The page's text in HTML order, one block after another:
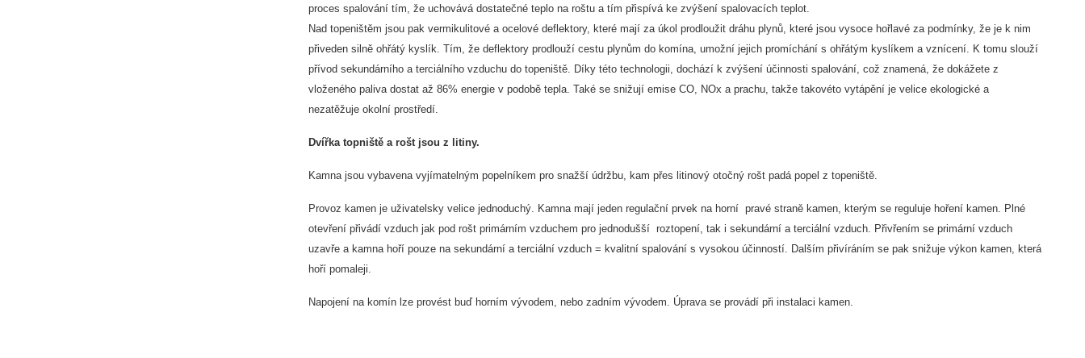
proces spalování tím, že uchovává dostatečné teplo na roštu a tím přispívá ke zvýšení spalovacích teplot.
Nad topeništěm jsou pak vermikulitové a ocelové deflektory, které mají za úkol prodloužit dráhu plynů, které jsou vysoce hořlavé za podmínky, že je k nim
přiveden silně ohřátý kyslík. Tím, že deflektory prodlouží cestu plynům do komína, umožní jejich promíchání s ohřátým kyslíkem a vznícení. K tomu slouží
přívod sekundárního a terciálního vzduchu do topeniště. Díky této technologii, dochází k zvýšení účinnosti spalování, což znamená, že dokážete z
vloženého paliva dostat až 86% energie v podobě tepla. Také se snižují emise CO, NOx a prachu, takže takovéto vytápění je velice ekologické a
nezatěžuje okolní prostředí.
Dvířka topniště a rošt jsou z litiny.
Kamna jsou vybavena vyjímatelným popelníkem pro snažší údržbu, kam přes litinový otočný rošt padá popel z topeniště.
Provoz kamen je uživatelsky velice jednoduchý. Kamna mají jeden regulační prvek na horní pravé straně kamen, kterým se reguluje hoření kamen. Plné
otevření přivádí vzduch jak pod rošt primárním vzduchem pro jednodušší roztopení, tak i sekundární a terciální vzduch. Přivřením se primární vzduch
uzavře a kamna hoří pouze na sekundární a terciální vzduch = kvalitní spalování s vysokou účinností. Dalším přivíráním se pak snižuje výkon kamen, která
hoří pomaleji.
Napojení na komín lze provést buď horním vývodem, nebo zadním vývodem. Úprava se provádí při instalaci kamen.